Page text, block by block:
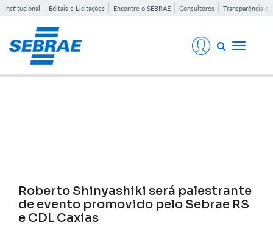
Institucional Editais e Licitações Encontre o SEBRAE Consultores Transparência e
Toggle
Roberto Shinyashiki será palestrante
de evento promovido pelo Sebrae RS
e CDL Caxias